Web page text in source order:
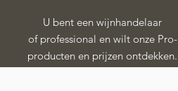
U bent een wijnhandelaar
of professional en wilt onze Pro-
producten en prijzen ontdekken.